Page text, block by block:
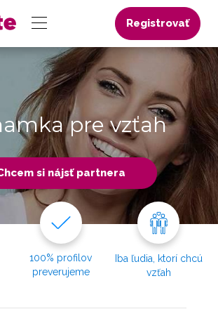
Registrovať
pre vzťah
si nájsť partnera
100% profilov
preverujeme
Iba ľudia, ktorí chcú
vzťah